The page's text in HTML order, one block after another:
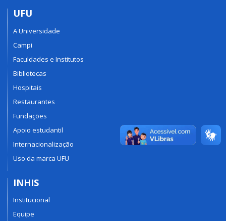
UFU
A Universidade
Campi
Faculdades e Institutos
Bibliotecas
Hospitais
Restaurantes
Fundações
Apoio estudantil
Internacionalização
Uso da marca UFU
INHIS
Institucional
Equipe